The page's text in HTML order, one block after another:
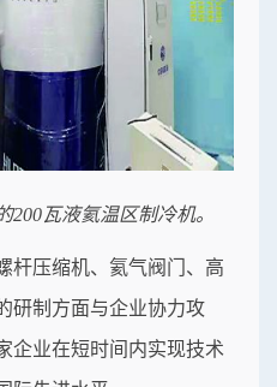
200瓦液氦温区制冷机。
杆压缩机、氦气阀门、高
研制方面与企业协力攻
企业在短时间内实现技术